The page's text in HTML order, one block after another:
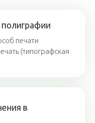
печати
(типографская
в